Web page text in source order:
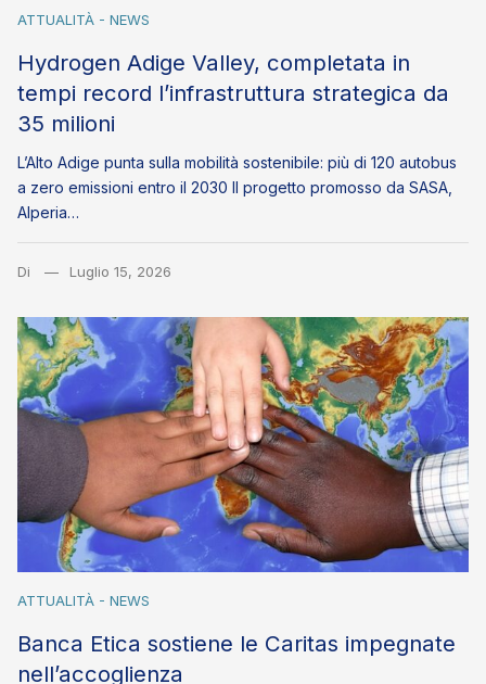
ATTUALITÀ - NEWS
Hydrogen Adige Valley, completata in
tempi record l’infrastruttura strategica da
35 milioni
L’Alto Adige punta sulla mobilità sostenibile: più di 120 autobus
a zero emissioni entro il 2030 Il progetto promosso da SASA,
Alperia…
Di Luglio 15, 2026
ATTUALITÀ - NEWS
Banca Etica sostiene le Caritas impegnate
nell’accoglienza